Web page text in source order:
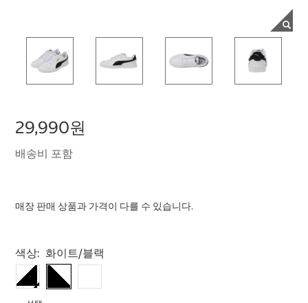
29,990원
배송비 포함
매장 판매 상품과 가격이 다를 수 있습니다.
Select product
색상: 화이트/블랙